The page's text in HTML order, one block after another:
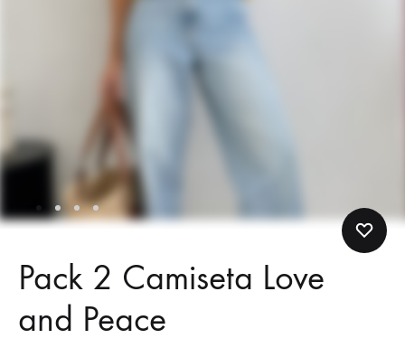
Pack 2 Camiseta Love
and Peace